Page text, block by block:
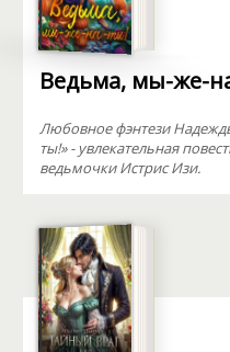
Ведьма, мы-же-
Любовное фэнтези
ты!» - увлекательная
ведьмочки Истрис Изи.